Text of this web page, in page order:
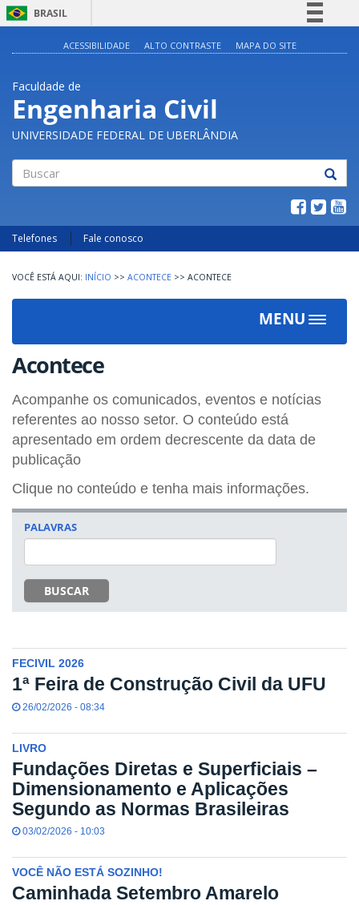
BRASIL
Legislação
Canais
ACESSIBILIDADE ALTO CONTRASTE MAPA DO SITE
Faculdade de
Engenharia Civil
UNIVERSIDADE FEDERAL DE UBERLÂNDIA
Telefones Fale conosco
INÍCIO >> ACONTECE >> ACONTECE
MENU
Toggle
Acontece
Acompanhe os comunicados, eventos e notícias
referentes ao nosso setor. O conteúdo está
apresentado em ordem decrescente da data de
publicação
Clique no conteúdo e tenha mais informações.
PALAVRAS
BUSCAR
FECIVIL 2026
1ª Feira de Construção Civil da UFU
26/02/2026 - 08:34
LIVRO
Fundações Diretas e Superficiais –
Dimensionamento e Aplicações
Segundo as Normas Brasileiras
03/02/2026 - 10:03
VOCÊ NÃO ESTÁ SOZINHO!
Caminhada Setembro Amarelo